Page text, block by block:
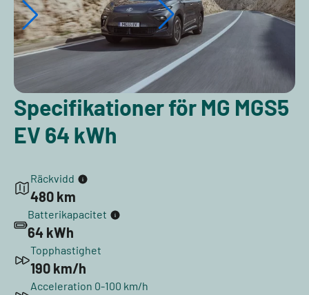
Specifikationer för MG MGS5
EV 64 kWh
Räckvidd
480 km
Batterikapacitet
64 kWh
Topphastighet
190 km/h
Acceleration 0-100 km/h